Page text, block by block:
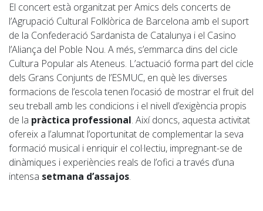
El concert està organitzat per Amics dels concerts de
l’Agrupació Cultural Folklòrica de Barcelona amb el suport
de la Confederació Sardanista de Catalunya i el Casino
l’Aliança del Poble Nou. A més, s’emmarca dins del cicle
Cultura Popular als Ateneus. L’actuació forma part del cicle
dels Grans Conjunts de l’ESMUC, en què les diverses
formacions de l’escola tenen l’ocasió de mostrar el fruit del
seu treball amb les condicions i el nivell d’exigència propis
de la pràctica professional. Així doncs, aquesta activitat
ofereix a l’alumnat l’oportunitat de complementar la seva
formació musical i enriquir el col·lectiu, impregnant-se de
dinàmiques i experiències reals de l’ofici a través d’una
intensa setmana d’assajos.